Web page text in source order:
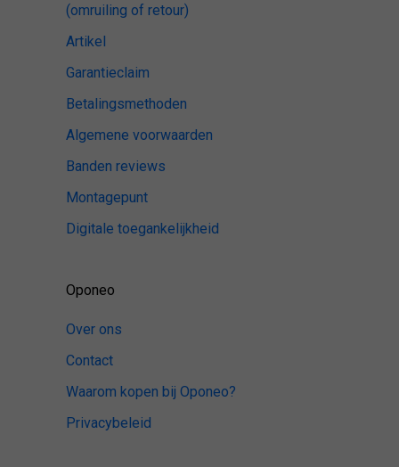
(omruiling of retour)
Artikel
Garantieclaim
Betalingsmethoden
Algemene voorwaarden
Banden reviews
Montagepunt
Digitale toegankelijkheid
Oponeo
Over ons
Contact
Waarom kopen bij Oponeo?
Privacybeleid